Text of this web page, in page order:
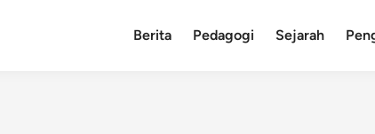
Berita Pedagogi Sejarah